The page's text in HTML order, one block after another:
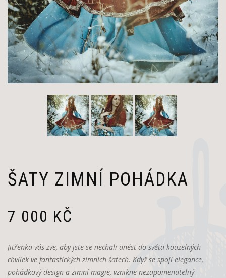
ŠATY ZIMNÍ POHÁDKA
7 000 KČ
Jitřenka vás zve, aby jste se nechali unést do světa kouzelných
chvilek ve fantastických zimních šatech. Když se spojí elegance,
pohádkový design a zimní magie, vznikne nezapomenutelný